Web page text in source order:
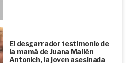
El desgarrador testimonio de
la mamá de Juana Mailén
Antonich, la joven asesinada